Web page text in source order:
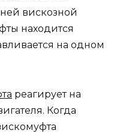
вискозной
находится
на одном
реагирует на
Когда